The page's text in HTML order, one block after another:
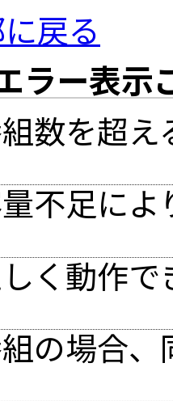
戻る
ラー表示
数を超
不足に
く動作
の場合